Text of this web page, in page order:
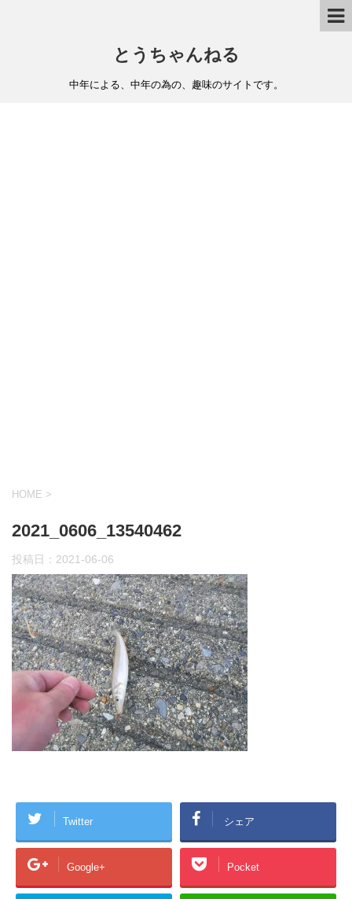
とうちゃんねる
中年による、中年の為の、趣味のサイトです。
HOME >
2021_0606_13540462
投稿日： 2021-06-06
Twitter シェア
Google+ Pocket